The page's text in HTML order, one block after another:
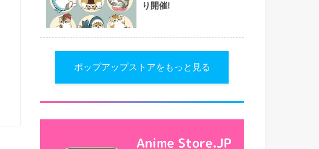
り開催!
ポップアップストアをもっと見る